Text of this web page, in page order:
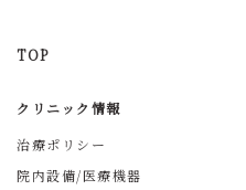
TOP
クリニック情報
治療ポリシー
院内設備/医療機器